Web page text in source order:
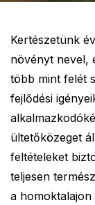
Kertészetünk
növényt nevel,
több mint felét
fejlődési
ültetőközeget
feltételeket
teljesen
a